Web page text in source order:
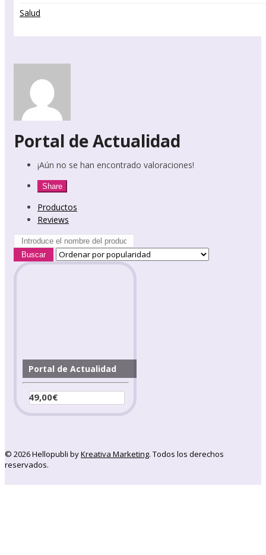
Salud
Portal de Actualidad
¡Aún no se han encontrado valoraciones!
Share
Productos
Reviews
Portal de Actualidad
49,00€
Seleccionar opciones
© 2026 Hellopubli byKreativa Marketing. Todos los derechos
reservados.